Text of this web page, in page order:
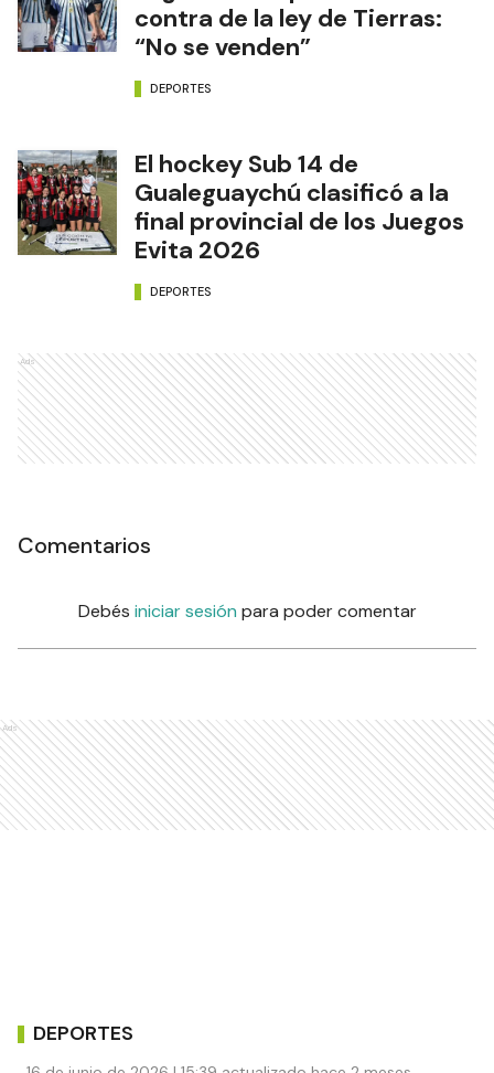
contra de la ley de Tierras:
“No se venden”
DEPORTES
El hockey Sub 14 de
Gualeguaychú clasificó a la
final provincial de los Juegos
Evita 2026
DEPORTES
Ads
Comentarios
Debés iniciar sesión para poder comentar
Ads
DEPORTES